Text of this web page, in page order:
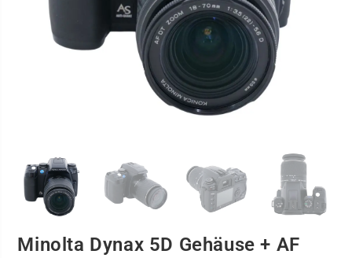
Minolta Dynax 5D Gehäuse + AF